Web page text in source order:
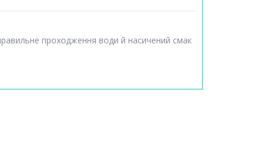
проходження води й насичений смак